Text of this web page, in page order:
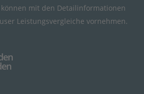
mit den Detailinformationen
Leistungsvergleiche vornehmen.